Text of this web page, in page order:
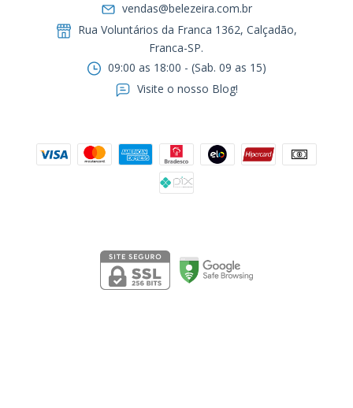
vendas@belezeira.com.br
Rua Voluntários da Franca 1362, Calçadão,
Franca-SP.ㅤㅤㅤㅤㅤㅤㅤㅤㅤㅤㅤ
09:00 as 18:00 - (Sab. 09 as 15)
Visite o nosso Blog!